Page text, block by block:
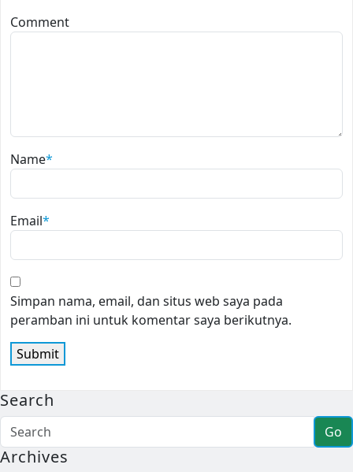
Comment
Name*
Email*
Simpan nama, email, dan situs web saya pada
peramban ini untuk komentar saya berikutnya.
Search
Go
Archives